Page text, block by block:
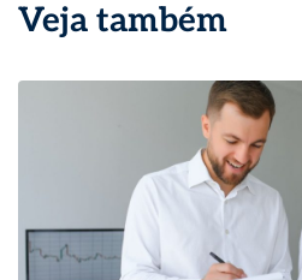
Veja também